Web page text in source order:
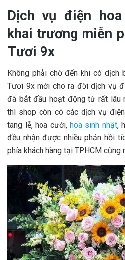
Dịch vụ điện
khai trương miễn
Tươi 9x
Không phải chờ đến khi có dịch
Tươi 9x mới cho ra đời dịch vụ
đã bắt đầu hoạt động từ rất lâu
thì shop còn có các dịch vụ
tang lễ, hoa cưới, hoa sinh nhật,
đều nhận được nhiều phản hồi
phía khách hàng tại TPHCM cũng